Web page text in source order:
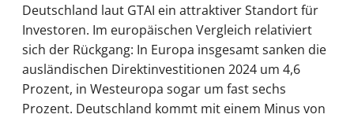
Deutschland laut GTAI ein attraktiver Standort für
Investoren. Im europäischen Vergleich relativiert
sich der Rückgang: In Europa insgesamt sanken die
ausländischen Direktinvestitionen 2024 um 4,6
Prozent, in Westeuropa sogar um fast sechs
Prozent. Deutschland kommt mit einem Minus von